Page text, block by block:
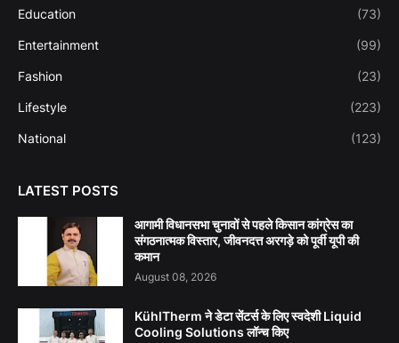
Education (73)
Entertainment (99)
Fashion (23)
Lifestyle (223)
National (123)
LATEST POSTS
आगामी विधानसभा चुनावों से पहले किसान कांग्रेस का
संगठनात्मक विस्तार, जीवनदत्त अरगड़े को पूर्वी यूपी की
कमान
August 08, 2026
KühlTherm ने डेटा सेंटर्स के लिए स्वदेशी Liquid
Cooling Solutions लॉन्च किए